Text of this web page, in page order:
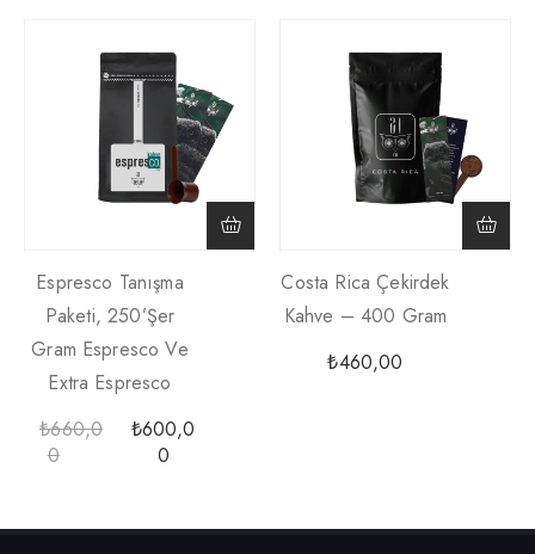
Espresco Tanışma
Paketi, 250’şer
Gram Espresco Ve
Extra Espresco
₺660,0
0
₺600,0
0
Costa Rica Çekirdek
Kahve – 400 Gram
₺460,00